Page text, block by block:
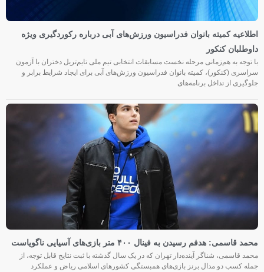
اطلاعیه کمیته بانوان فدراسیون ورزش‌های آبی درباره رکوردگیری ویژه
داوطلبان کنکور
با توجه به هم‌زمانی مرحله نخست مسابقات انتخابی تیم ملی تایم‌تریل دختران با آزمون
سراسری (کنکور)، کمیته بانوان فدراسیون ورزش‌های آبی برای ایجاد شرایط برابر و
جلوگیری از تداخل برنامه‌های
محمد قاسمی: هدفم رسیدن به فینال ۴۰۰ متر بازی‌های آسیایی ناگویاست
محمد قاسمی، شناگر آینده‌دار تهران که در یک سال گذشته با ثبت نتایج قابل توجه، از
جمله کسب دو مدال برنز بازی‌های همبستگی کشورهای اسلامی ریاض و عملکرد